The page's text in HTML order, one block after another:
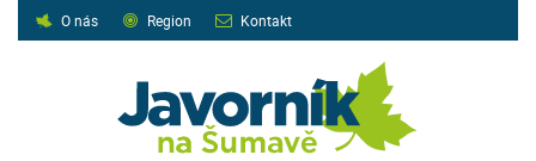
O nás Region Kontakt